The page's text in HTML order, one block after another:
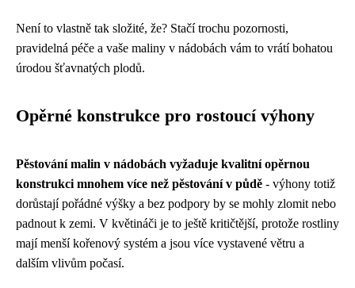
Není to vlastně tak složité, že? Stačí trochu pozornosti,
pravidelná péče a vaše maliny v nádobách vám to vrátí bohatou
úrodou šťavnatých plodů.
Opěrné konstrukce pro rostoucí výhony
Pěstování malin v nádobách vyžaduje kvalitní opěrnou
konstrukci mnohem více než pěstování v půdě - výhony totiž
dorůstají pořádné výšky a bez podpory by se mohly zlomit nebo
padnout k zemi. V květináči je to ještě kritičtější, protože rostliny
mají menší kořenový systém a jsou více vystavené větru a
dalším vlivům počasí.